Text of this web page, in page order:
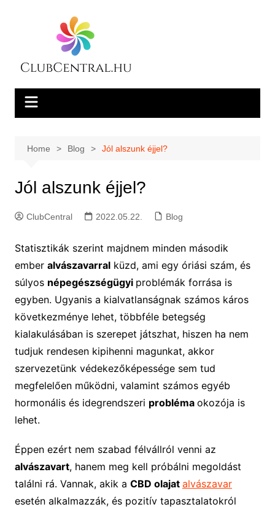
Home Blog Jól alszunk éjjel?
Jól alszunk éjjel?
ClubCentral 2022.05.22. Blog
Statisztikák szerint majdnem minden második
ember alvászavarralküzd, ami egy óriási szám, és
súlyos népegészségügyi problémák forrása is
egyben. Ugyanis a kialvatlanságnak számos káros
következménye lehet, többféle betegség
kialakulásában is szerepet játszhat, hiszen ha nem
tudjuk rendesen kipihenni magunkat, akkor
szervezetünk védekezőképessége sem tud
megfelelően működni, valamint számos egyéb
hormonális és idegrendszeri probléma okozója is
lehet.
Éppen ezért nem szabad félvállról venni az
alvászavart, hanem meg kell próbálni megoldást
találni rá. Vannak, akik a CBD olajat alvászavar
esetén alkalmazzák, és pozitív tapasztalatokról